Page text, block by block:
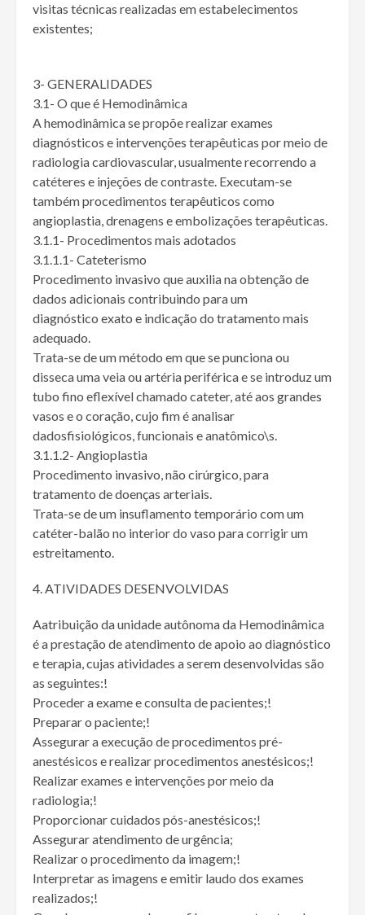
visitas técnicas realizadas em estabelecimentos
existentes;
3- GENERALIDADES
3.1- O que é Hemodinâmica
A hemodinâmica se propõe realizar exames
diagnósticos e intervenções terapêuticas por meio de
radiologia cardiovascular, usualmente recorrendo a
catéteres e injeções de contraste. Executam-se
também procedimentos terapêuticos como
angioplastia, drenagens e embolizações terapêuticas.
3.1.1- Procedimentos mais adotados
3.1.1.1- Cateterismo
Procedimento invasivo que auxilia na obtenção de
dados adicionais contribuindo para um
diagnóstico exato e indicação do tratamento mais
adequado.
Trata-se de um método em que se punciona ou
disseca uma veia ou artéria periférica e se introduz um
tubo fino eflexível chamado cateter, até aos grandes
vasos e o coração, cujo fim é analisar
dadosfisiológicos, funcionais e anatômico\s.
3.1.1.2- Angioplastia
Procedimento invasivo, não cirúrgico, para
tratamento de doenças arteriais.
Trata-se de um insuflamento temporário com um
catéter-balão no interior do vaso para corrigir um
estreitamento.
ATIVIDADES DESENVOLVIDAS
Aatribuição da unidade autônoma da Hemodinâmica
é a prestação de atendimento de apoio ao diagnóstico
e terapia, cujas atividades a serem desenvolvidas são
as seguintes:!
Proceder a exame e consulta de pacientes;!
Preparar o paciente;!
Assegurar a execução de procedimentos pré-
anestésicos e realizar procedimentos anestésicos;!
Realizar exames e intervenções por meio da
radiologia;!
Proporcionar cuidados pós-anestésicos;!
Assegurar atendimento de urgência;
Realizar o procedimento da imagem;!
Interpretar as imagens e emitir laudo dos exames
realizados;!